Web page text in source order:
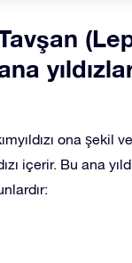
ona şekil
içerir. Bu ana